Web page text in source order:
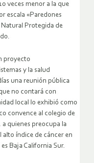
veces menor a la que
escala «Paredones
Protegida de
proyecto
y la salud
una reunión pública
no contará con
local lo exhibió como
convence al colegio de
a quienes preocupa la
índice de cáncer en
Baja California Sur.